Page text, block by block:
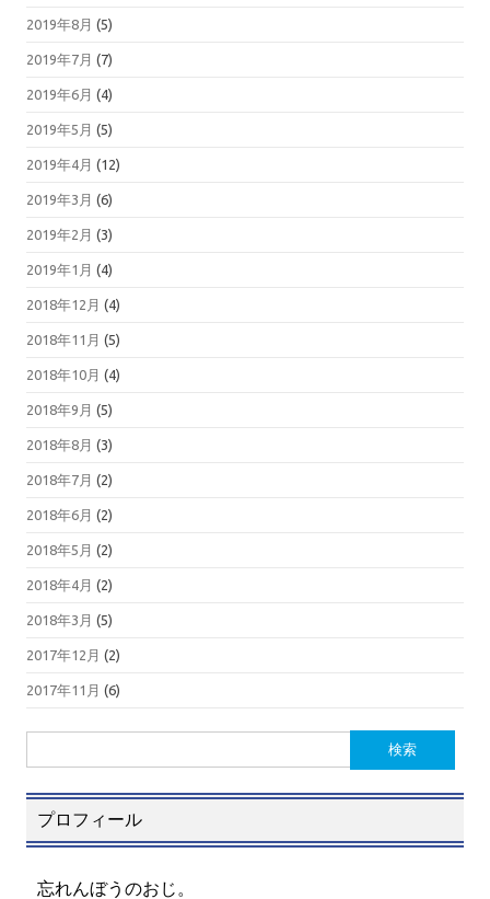
2019年8月 (5)
2019年7月 (7)
2019年6月 (4)
2019年5月 (5)
2019年4月 (12)
2019年3月 (6)
2019年2月 (3)
2019年1月 (4)
2018年12月 (4)
2018年11月 (5)
2018年10月 (4)
2018年9月 (5)
2018年8月 (3)
2018年7月 (2)
2018年6月 (2)
2018年5月 (2)
2018年4月 (2)
2018年3月 (5)
2017年12月 (2)
2017年11月 (6)
索:
プロフィール
忘れんぼうのおじ。